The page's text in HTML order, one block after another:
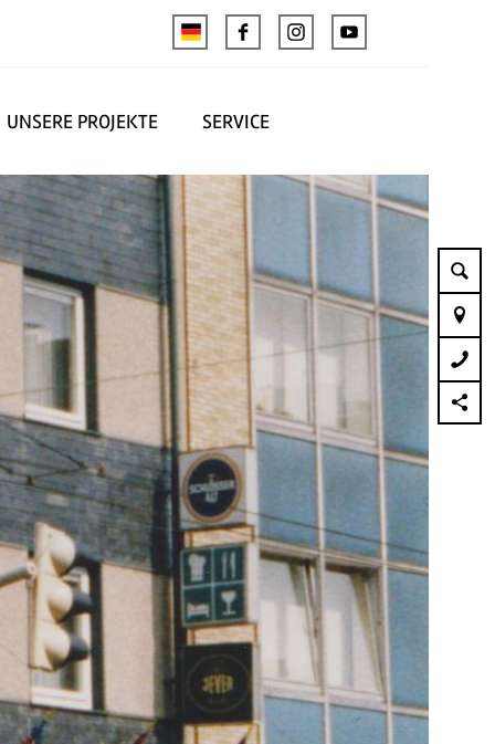
UNSERE PROJEKTE SERVICE